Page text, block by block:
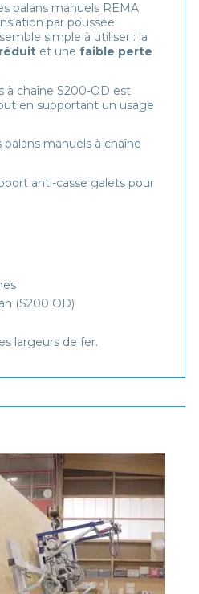
palans manuels REMA
par poussée
simple à utiliser : la
et une faible perte
à chaîne S200-OD est
en supportant un usage
manuels à chaîne
anti-casse galets pour
(S200 OD)
largeurs de fer.